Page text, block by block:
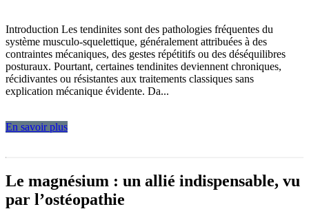
Introduction Les tendinites sont des pathologies fréquentes du
système musculo-squelettique, généralement attribuées à des
contraintes mécaniques, des gestes répétitifs ou des déséquilibres
posturaux. Pourtant, certaines tendinites deviennent chroniques,
récidivantes ou résistantes aux traitements classiques sans
explication mécanique évidente. Da...
En savoir plus
Le magnésium : un allié indispensable, vu
par l’ostéopathie